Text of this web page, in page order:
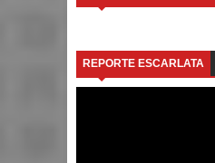
REPORTE ESCARLATA